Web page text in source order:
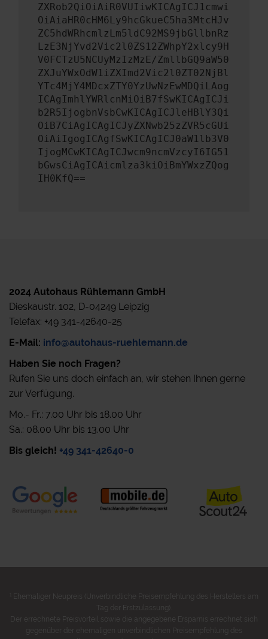
ZXRob2QiOiAiR0VUIiwKICAgICJ1cmwi
OiAiaHR0cHM6Ly9hcGkueC5ha3MtcHJv
ZC5hdWRhcmlzLm5ldC92MS9jbGllbnRz
LzE3NjYvd2Vic2l0ZS12ZWhpY2xlcy9H
V0FCTzU5NCUyMzIzMzE/ZmllbGQ9aW50
ZXJuYWxOdW1iZXImd2Vic2l0ZT02NjBl
YTc4MjY4MDcxZTY0YzUwNzEwMDQiLAog
ICAgImhlYWRlcnMiOiB7fSwKICAgICJi
b2R5IjogbnVsbCwKICAgICJleHBlY3Qi
OiB7CiAgICAgICJyZXNwb25zZVR5cGUi
OiAiIgogICAgfSwKICAgICJ0aW1lb3V0
IjogMCwKICAgICJwcm9ncmVzcyI6IG51
bGwsCiAgICAicmlza3kiOiBmYWxzZQog
IH0KfQ==
2024 Autohaus Rühlemann GmbH
Dieskaustr. 102, D-04249 Leipzig
Telefax: +49 341-42640-25
E-Mail: info@autohaus-ruehlemann.de
Haben Sie noch Fragen?
Rufen Sie uns doch einfach an, wir stehen Ihnen gerne
zur Verfügung.
Mo.- Fr.: 7.00 Uhr bis 18.00 Uhr
Sa.: 08.00 Uhr bis 13.00 Uhr
Bis gleich! +49 341-42640-0
Ehemaliger Neupreis (Unverbindliche Preisempfehlung des Herstellers am
Tag der Erstzulassung).
Der errechnete Preisvorteil sowie die angegebene Ersparnis errechnet sich
gegenüber der ehemaligen unverbindlichen Preisempfehlung des